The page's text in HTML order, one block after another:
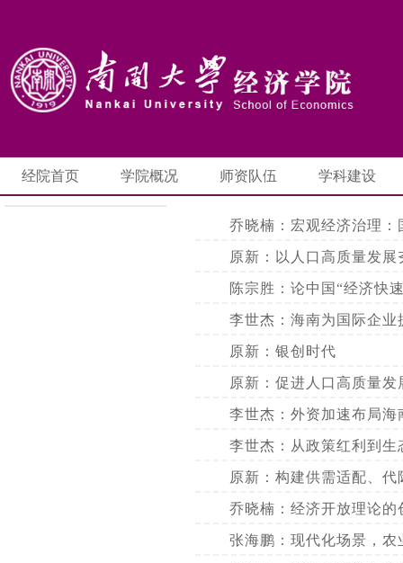
经院首页 学院概况 师资队伍 学科建设
乔晓楠：宏观经济治理
原新：以人口高质量发
陈宗胜：论中国“经济快
李世杰：海南为国际企
原新：银创时代
原新：促进人口高质量
李世杰：外资加速布局海
李世杰：从政策红利到
原新：构建供需适配、
乔晓楠：经济开放理论
张海鹏：现代化场景，农